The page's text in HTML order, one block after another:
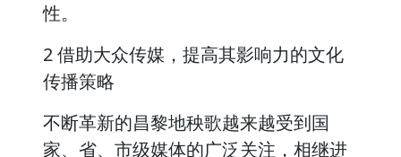
性。
2 借助大众传媒，提高其影响力的文化
传播策略
不断革新的昌黎地秧歌越来越受到国
家、省、市级媒体的广泛关注，相继进